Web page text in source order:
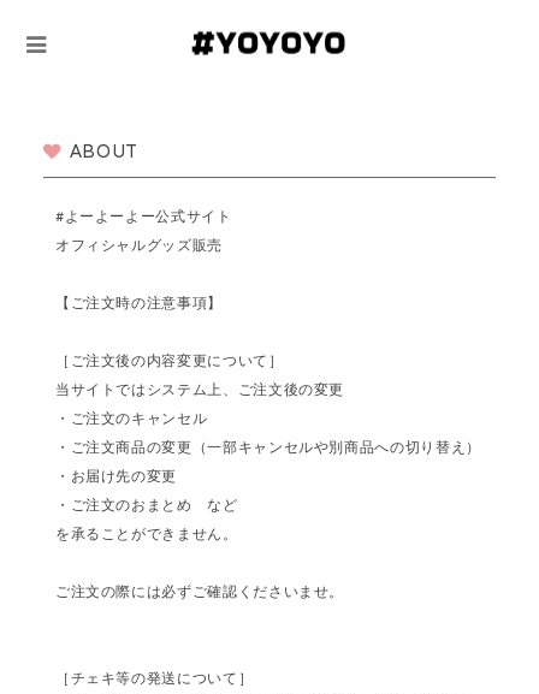
ABOUT
#よーよーよー公式サイト
オフィシャルグッズ販売
【ご注文時の注意事項】
［ご注文後の内容変更について］
当サイトではシステム上、ご注文後の変更
・ご注文のキャンセル
・ご注文商品の変更（一部キャンセルや別商品への切り替え）
・お届け先の変更
・ご注文のおまとめ など
を承ることができません。
ご注文の際には必ずご確認くださいませ。
［チェキ等の発送について］